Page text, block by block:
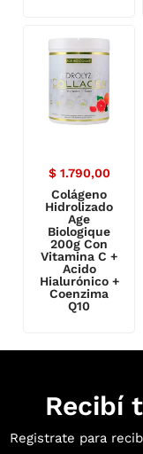
$1.790,00
Colágeno
Hidrolizado
Age
Biologique
200g Con
Vitamina C +
Acido
Hialurónico +
Coenzima
Q10
Recibí
Registrate para